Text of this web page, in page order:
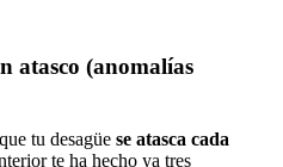
atasco (anomalías
tu desagüe se atasca cada
te ha hecho ya tres